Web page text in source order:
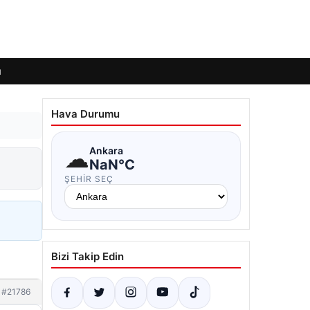
#21786
Hava Durumu
☁Ankara
NaN°C
ŞEHIR SEÇ
Bizi Takip Edin